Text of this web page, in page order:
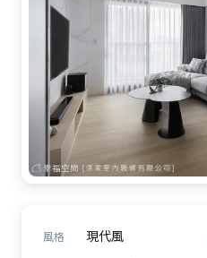
風格 現代風